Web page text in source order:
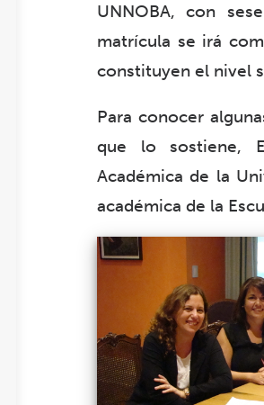
UNNOBA, con
matrícula se irá
constituyen el nivel
Para conocer
que lo sostiene,
Académica de la
académica de la